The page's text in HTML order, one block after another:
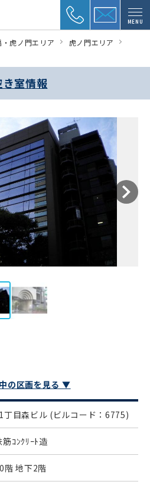
MENU
・虎ノ門エリア
虎ノ門エリア
室情報
の区画を見る ▼
丁目森ビル (ビルコード：6775)
ｺﾝｸﾘｰﾄ造
階 地下2階